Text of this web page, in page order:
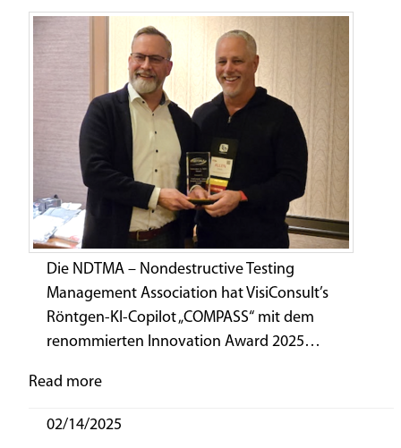
Die NDTMA – Nondestructive Testing
Management Association hat VisiConsult’s
Röntgen-KI-Copilot „COMPASS“ mit dem
renommierten Innovation Award 2025…
Read more
02/14/2025